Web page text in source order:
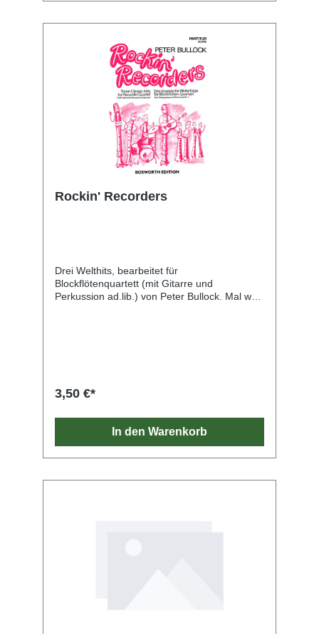
Rockin' Recorders
Drei Welthits, bearbeitet für
Blockflötenquartett (mit Gitarre und
Perkussion ad.lib.) von Peter Bullock. Mal was
3,50 €*
In den Warenkorb